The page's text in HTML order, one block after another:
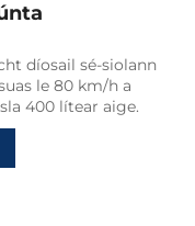
díosail sé-siolann
le 80 km/h a
400 lítear aige.